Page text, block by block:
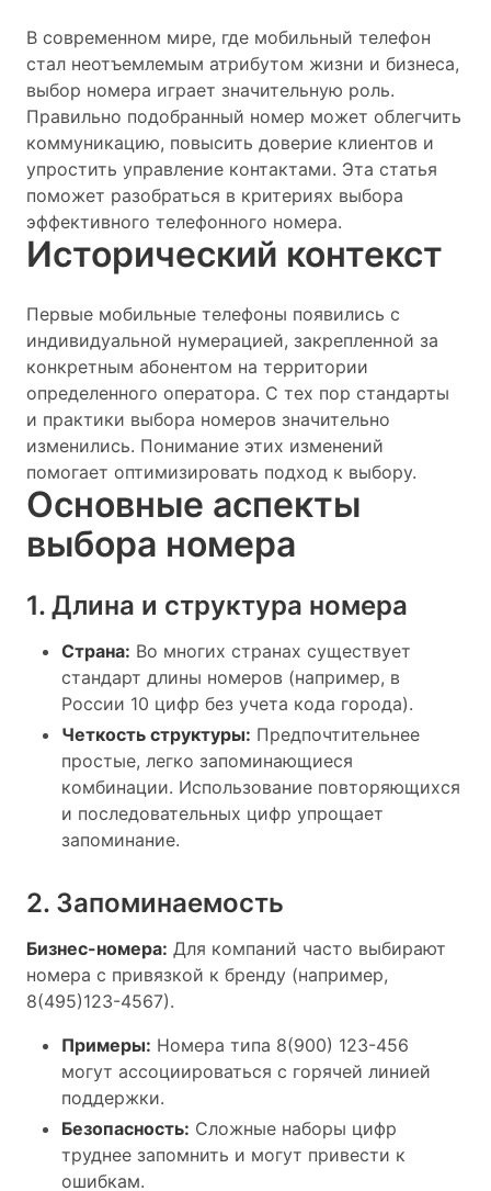
В современном мире, где мобильный телефон
стал неотъемлемым атрибутом жизни и бизнеса,
выбор номера играет значительную роль.
Правильно подобранный номер может облегчить
коммуникацию, повысить доверие клиентов и
упростить управление контактами. Эта статья
поможет разобраться в критериях выбора
эффективного телефонного номера.
Исторический контекст
Первые мобильные телефоны появились с
индивидуальной нумерацией, закрепленной за
конкретным абонентом на территории
определенного оператора. С тех пор стандарты
и практики выбора номеров значительно
изменились. Понимание этих изменений
помогает оптимизировать подход к выбору.
Основные аспекты
выбора номера
1. Длина и структура номера
Страна: Во многих странах существует
стандарт длины номеров (например, в
России 10 цифр без учета кода города).
Четкость структуры: Предпочтительнее
простые, легко запоминающиеся
комбинации. Использование повторяющихся
и последовательных цифр упрощает
запоминание.
2. Запоминаемость
Бизнес-номера: Для компаний часто выбирают
номера с привязкой к бренду (например,
8(495)123-4567).
Примеры: Номера типа 8(900) 123-456
могут ассоциироваться с горячей линией
поддержки.
Безопасность: Сложные наборы цифр
труднее запомнить и могут привести к
ошибкам.